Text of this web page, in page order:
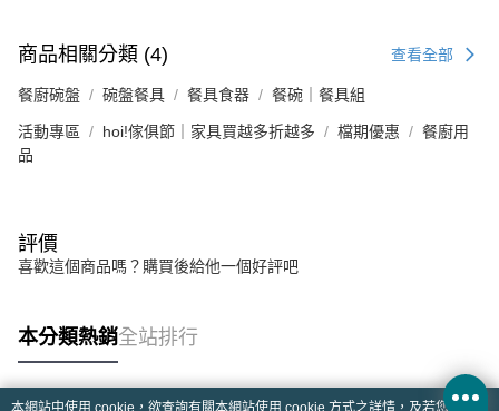
商品相關分類 (4) 查看全部
餐廚碗盤 碗盤餐具 餐具食器 餐碗｜餐具組
活動專區 hoi!傢俱節｜家具買越多折越多 檔期優惠
餐廚用
品
評價
喜歡這個商品嗎？購買後給他一個好評吧
本分類熱銷全站排行
本網站中使用 cookie，欲查詢有關本網站使用 cookie 方式之詳情，及若您不希